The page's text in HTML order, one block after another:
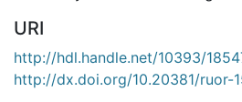
URI
http://hdl.handle.net/10393/
http://dx.doi.org/10.20381/ruor-